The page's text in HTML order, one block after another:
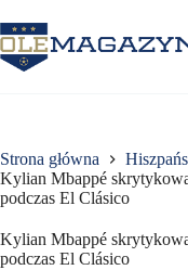
do
treści
Strona główna
Kylian Mbappé
podczas El Clásico
Kylian Mbappé
podczas El Clásico